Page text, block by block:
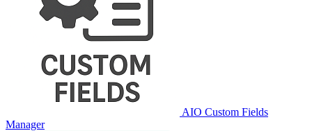
AIO Custom Fields
Manager